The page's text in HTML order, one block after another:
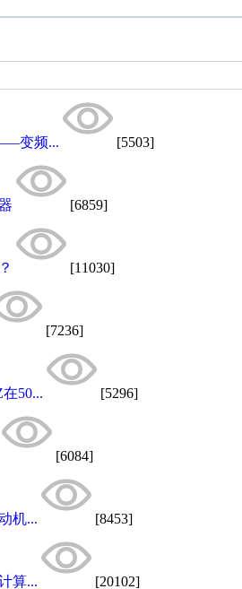
变频... [5503]
[6859]
[11030]
[7236]
50... [5296]
[6084]
机... [8453]
算... [20102]